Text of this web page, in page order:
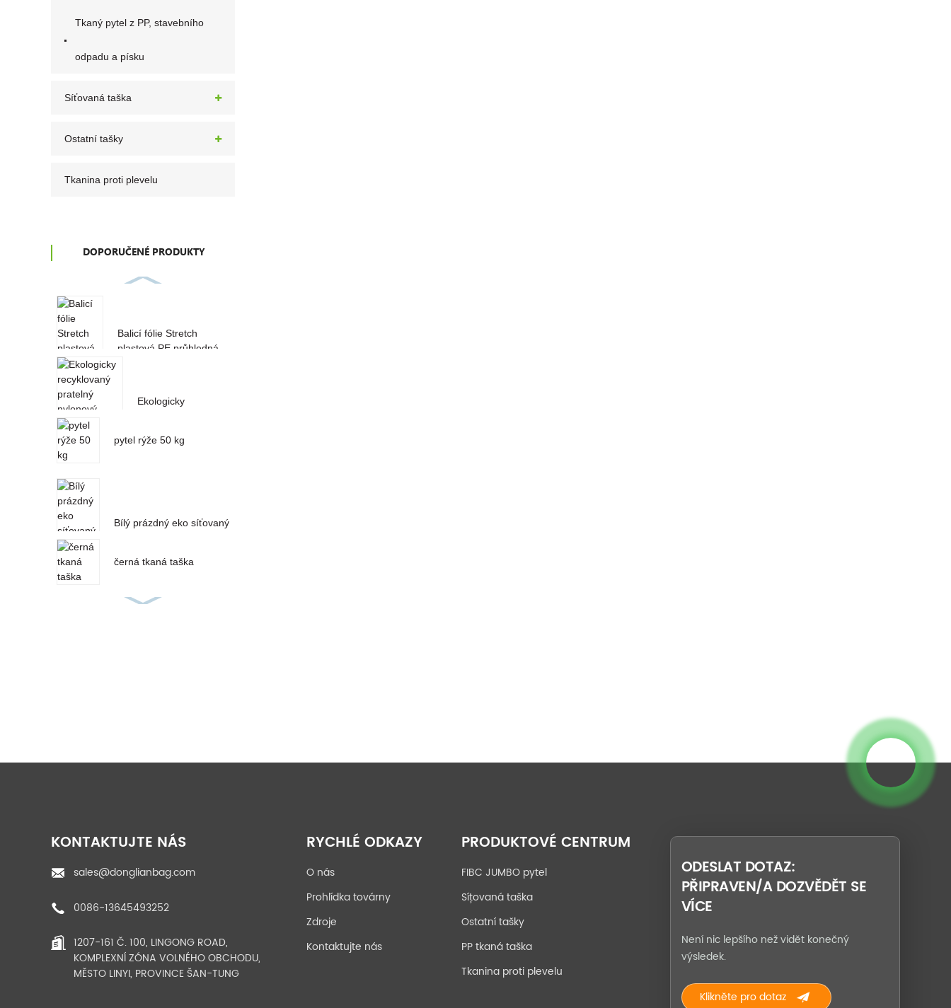
Tkaný pytel z PP, stavebního
odpadu a písku
Síťovaná taška
Ostatní tašky
Tkanina proti plevelu
DOPORUČENÉ PRODUKTY
Balicí fólie Stretch
plastová PE průhledná
Ekologicky
sáček z RPET na
pytel rýže 50 kg
Bílý prázdný eko síťovaný
černá tkaná taška
Kniha Velkokapacitní
Opakovaně stahovací
ovoce
Bílé
pytle o objemu
jedné tuny na
cementové
KONTAKTUJTE NÁS
sales@donglianbag.com
0086-13645493252
1207-161 Č. 100, LINGONG ROAD,
KOMPLEXNÍ ZÓNA VOLNÉHO OBCHODU,
MĚSTO LINYI, PROVINCE ŠAN-TUNG
RYCHLÉ ODKAZY
O nás
Prohlídka továrny
Zdroje
Kontaktujte nás
PRODUKTOVÉ CENTRUM
FIBC JUMBO pytel
Síťovaná taška
Ostatní tašky
PP tkaná taška
Tkanina proti plevelu
ODESLAT DOTAZ:
PŘIPRAVEN/A DOZVĚDĚT SE
VÍCE
Není nic lepšího než vidět konečný
výsledek.
Klikněte pro dotaz